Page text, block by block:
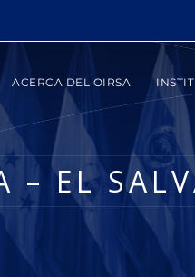
ACERCA DEL OIRSA
– EL